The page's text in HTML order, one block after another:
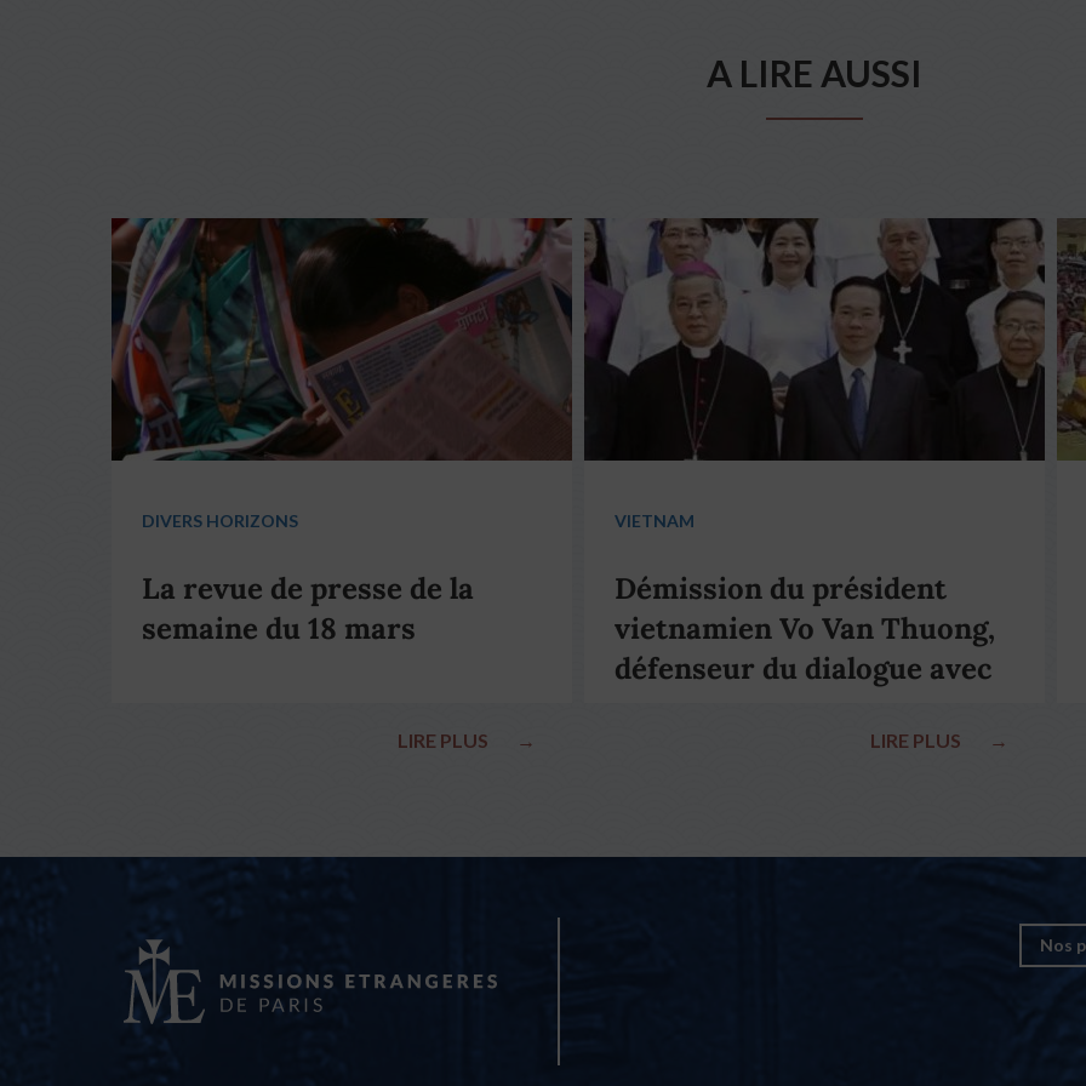
A LIRE AUSSI
DIVERS HORIZONS
La revue de presse de la
semaine du 18 mars
LIRE PLUS →
VIETNAM
Démission du président
vietnamien Vo Van Thuong,
défenseur du dialogue avec
LIRE PLUS →
Nos